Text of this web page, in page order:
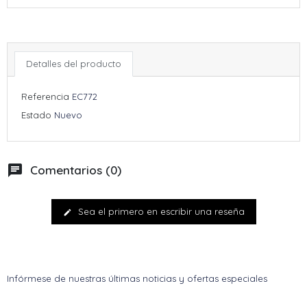
Detalles del producto
Referencia EC772
Estado Nuevo
chat Comentarios (0)
edit Sea el primero en escribir una reseña
Infórmese de nuestras últimas noticias y ofertas especiales